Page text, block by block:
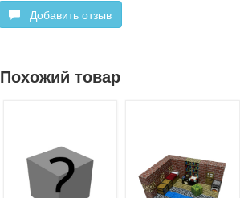
Добавить отзыв
Похожий товар